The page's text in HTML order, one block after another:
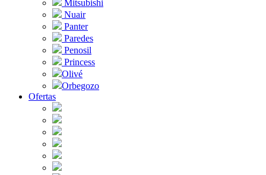
Mitsubishi
Nuair
Panter
Paredes
Penosil
Princess
Olivé
Orbegozo
Ofertas